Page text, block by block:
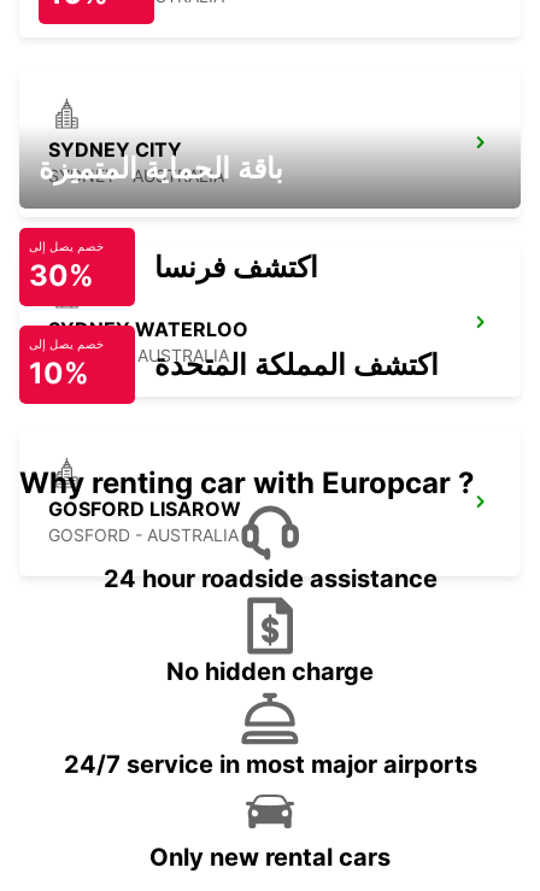
SYDNEY CITY
SYDNEY - AUSTRALIA
SYDNEY WATERLOO
MASCOT - AUSTRALIA
GOSFORD LISAROW
GOSFORD - AUSTRALIA
باقة الحماية المتميزة
خصم يصل إلى
30% اكتشف فرنسا
خصم يصل إلى
10% اكتشف المملكة المتحدة
Why renting car with Europcar ?
24 hour roadside assistance
No hidden charge
24/7 service in most major airports
Only new rental cars